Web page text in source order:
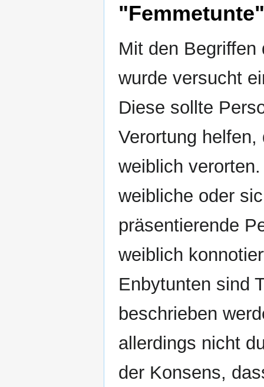
Mit den
wurde versucht
Diese sollte
Verortung
weiblich
weibliche oder
präsentierende
weiblich
Enbytunten sind
beschrieben
allerdings nicht
der Konsens,